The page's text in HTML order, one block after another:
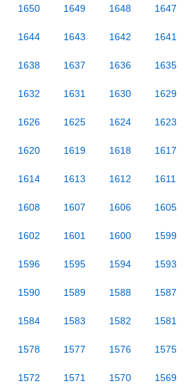
1650 1649 1648 1647
1644 1643 1642 1641
1638 1637 1636 1635
1632 1631 1630 1629
1626 1625 1624 1623
1620 1619 1618 1617
1614 1613 1612 1611
1608 1607 1606 1605
1602 1601 1600 1599
1596 1595 1594 1593
1590 1589 1588 1587
1584 1583 1582 1581
1578 1577 1576 1575
1572 1571 1570 1569